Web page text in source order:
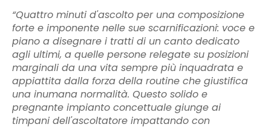
“Quattro minuti d'ascolto per una composizione
forte e imponente nelle sue scarnificazioni: voce e
piano a disegnare i tratti di un canto dedicato
agli ultimi, a quelle persone relegate su posizioni
marginali da una vita sempre più inquadrata e
appiattita dalla forza della routine che giustifica
una inumana normalità. Questo solido e
pregnante impianto concettuale giunge ai
timpani dell'ascoltatore impattando con